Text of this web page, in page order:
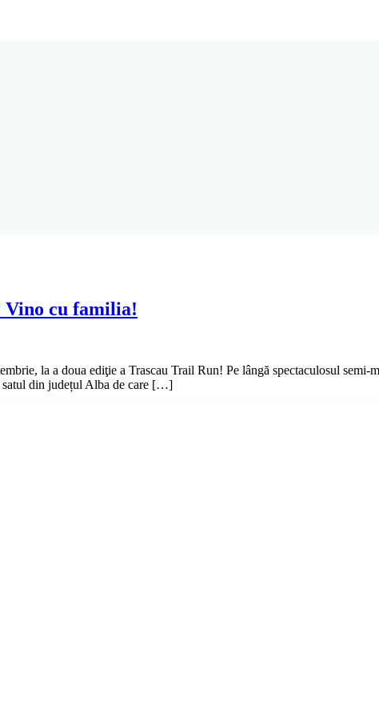
Vino cu familia!
la a doua ediţie a Trascau Trail Run! Pe lângă spectaculosul
satul din județul Alba de care […]